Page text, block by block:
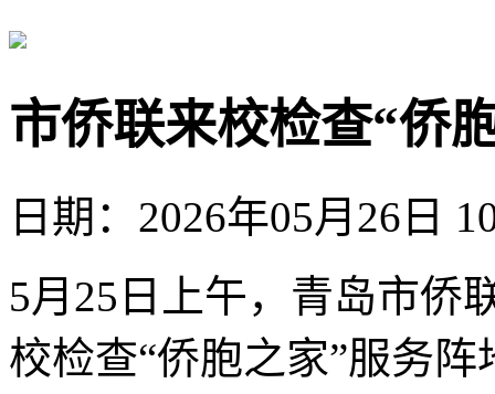
市侨联来校检查“侨
日期：2026年05月26日
5月25日上午，青岛市侨
校检查“侨胞之家”服务